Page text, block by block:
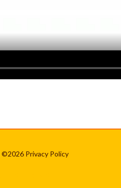
©2026 Privacy Policy